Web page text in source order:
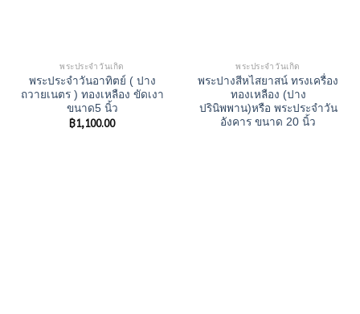
พระประจำวันเกิด
พระประจำวันอาทิตย์ ( ปาง
ถวายเนตร ) ทองเหลือง ขัดเงา
ขนาด5 นิ้ว
฿1,100.00
พระประจำวันเกิด
พระปางสีหไสยาสน์ ทรงเครื่อง
ทองเหลือง (ปาง
ปรินิพพาน)หรือ พระประจำวัน
อังคาร ขนาด 20 นิ้ว